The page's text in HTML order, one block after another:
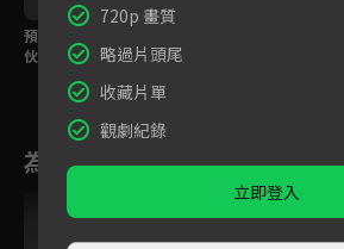
預告｜又小又可愛的傢
伙「吉伊卡哇」！有朋
為您推薦
720p 畫質
略過片頭尾
收藏片單
觀劇紀錄
立即登入